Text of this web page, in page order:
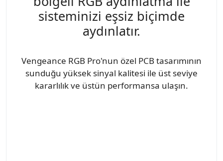
sisteminizi eşsiz biçimde
aydınlatır.
Vengeance RGB Pro'nun özel PCB tasarımının
sunduğu yüksek sinyal kalitesi ile üst seviye
kararlılık ve üstün performansa ulaşın.